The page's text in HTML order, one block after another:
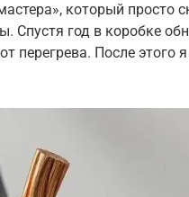
который просто
Спустя год в коробке
перегрева. После этого